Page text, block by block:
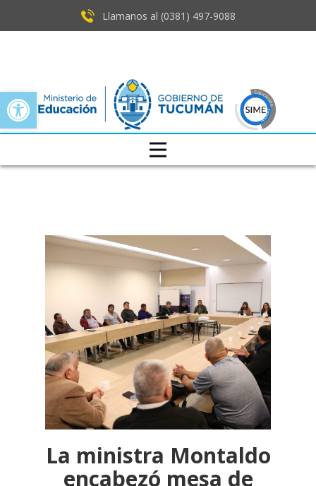
Open toolbar
Llamanos al (0381) ​497-9088
La ministra Montaldo
encabezó mesa de